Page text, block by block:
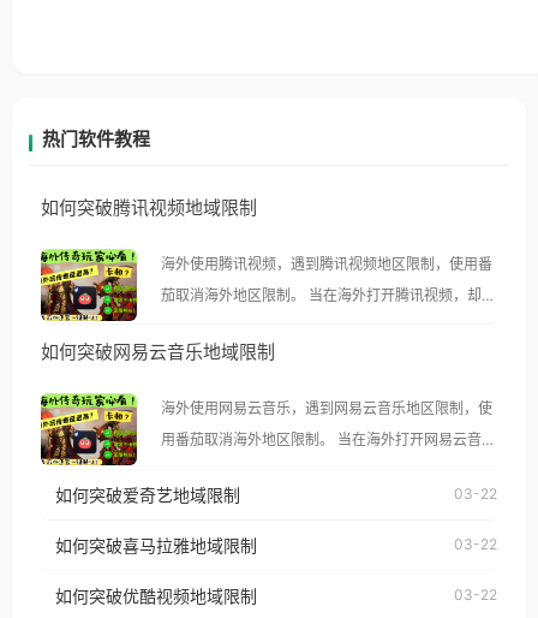
热门软件教程
如何突破腾讯视频地域限制
海外使用腾讯视频，遇到腾讯视频地区限制，使用番
茄取消海外地区限制。 当在海外打开腾讯视频，却突
示语。 海外用户如香港、澳门、台湾、美国、加拿
像其他音乐平台一样，出现地区及版权限制问题，且
仅能在中国大陆地区播放。 遇到这个问题的朋友们，
台湾、美国、加拿大、澳大利亚、欧洲等国家和地区
权限制所困扰。
如何突破网易云音乐地域限制
海外使用网易云音乐，遇到网易云音乐地区限制，使
用番茄取消海外地区限制。 当在海外打开网易云音
播放”的提示语。 海外用户如香港、澳门、台湾、美
制问题，且仅能在中国大陆地区播放。 遇到这个问题
如何突破爱奇艺地域限制 03-22
如何突破喜马拉雅地域限制 03-22
如何突破优酷视频地域限制 03-22